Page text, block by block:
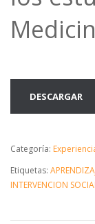
DESCARGAR
Categoría:
Etiquetas:
INTERVENCION